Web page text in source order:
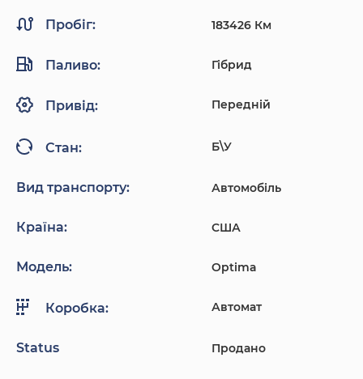
Пробіг: 183426 Км
Паливо: Гібрид
Привід: Передній
Стан: Б\У
Вид транспорту: Автомобіль
Країна: США
Модель: Optima
Коробка: Автомат
Status Продано